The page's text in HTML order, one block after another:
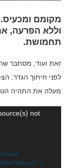
מקומם
וללא הפרעה,
תחמושת.
זאת ועוד, מסתבר
לפני חיתוך הגדר.
מעלה את התהיה
not